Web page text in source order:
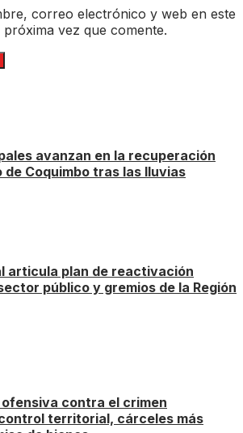
correo electrónico y web en este
vez que comente.
avanzan en la recuperación
Coquimbo tras las lluvias
articula plan de reactivación
público y gremios de la Región
contra el crimen
territorial, cárceles más